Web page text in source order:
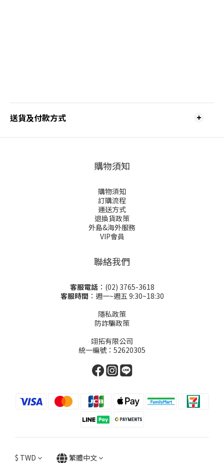
送貨及付款方式
購物須知
購物須知
訂購流程
運送方式
退換貨政策
外島&海外服務
VIP會員
聯絡我們
客服電話：(02) 3765-3618
客服時間 ：週一~週五 9:30~18:30
隱私政策
防詐騙政策
翊拓有限公司
統一編號：52620305
$ TWD 繁體中文